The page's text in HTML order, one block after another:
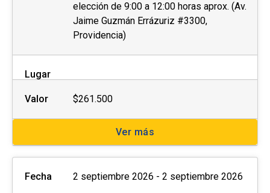
elección de 9:00 a 12:00 horas aprox. (Av.
Jaime Guzmán Errázuriz #3300,
Providencia)
Lugar
Valor $261.500
Ver más
Fecha 2 septiembre 2026 - 2 septiembre 2026